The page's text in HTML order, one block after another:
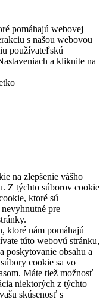
pomáhajú webovej
s našou webovou
používateľskú
a kliknite na
na zlepšenie vášho
Z týchto súborov cookie
ktoré sú
pre
ktoré nám pomáhajú
túto webovú stránku,
poskytovanie obsahu a
cookie sa vo
Máte tiež možnosť
niektorých z týchto
skúsenosť s